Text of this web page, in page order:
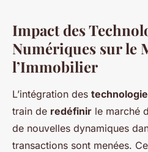
L'Innovation
le Marché de
: Vers une
Nathan•13 mars 2025•5 min de
Impact des
Numériques sur le
l’Immobilier
L’intégration des
train de redéfinir le marché
de nouvelles dynamiques
transactions sont menées.